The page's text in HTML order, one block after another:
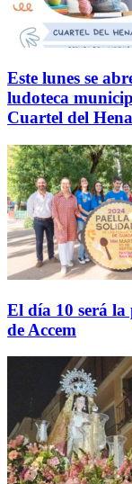
Este lunes se
ludoteca
Cuartel del
El día 10 será la
de Accem